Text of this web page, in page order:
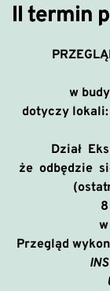
II termin
w
dotyczy lokali:
Dział
że odbędzie
Przegląd